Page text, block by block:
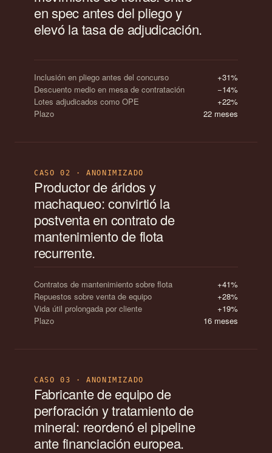
en spec antes del pliego y
elevó la tasa de adjudicación.
Inclusión en pliego antes del concurso
+31%
Descuento medio en mesa de contratación
−14%
Lotes adjudicados como OPE
+22%
Plazo
22 meses
CASO 02 · ANONIMIZADO
Productor de áridos y
machaqueo: convirtió la
postventa en contrato de
mantenimiento de flota
recurrente.
Contratos de mantenimiento sobre flota
+41%
Repuestos sobre venta de equipo
+28%
Vida útil prolongada por cliente
+19%
Plazo
16 meses
CASO 03 · ANONIMIZADO
Fabricante de equipo de
perforación y tratamiento de
mineral: reordenó el pipeline
ante financiación europea.